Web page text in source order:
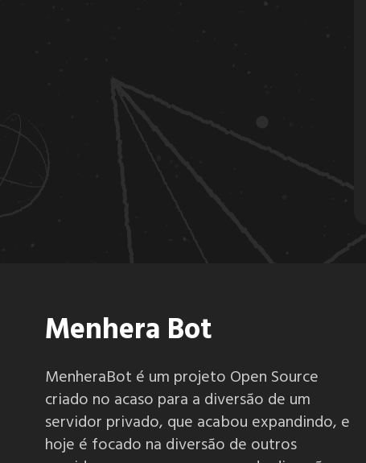
6.1.5
Menhera Bot
MenheraBot é um projeto Open Source
criado no acaso para a diversão de um
servidor privado, que acabou expandindo, e
hoje é focado na diversão de outros